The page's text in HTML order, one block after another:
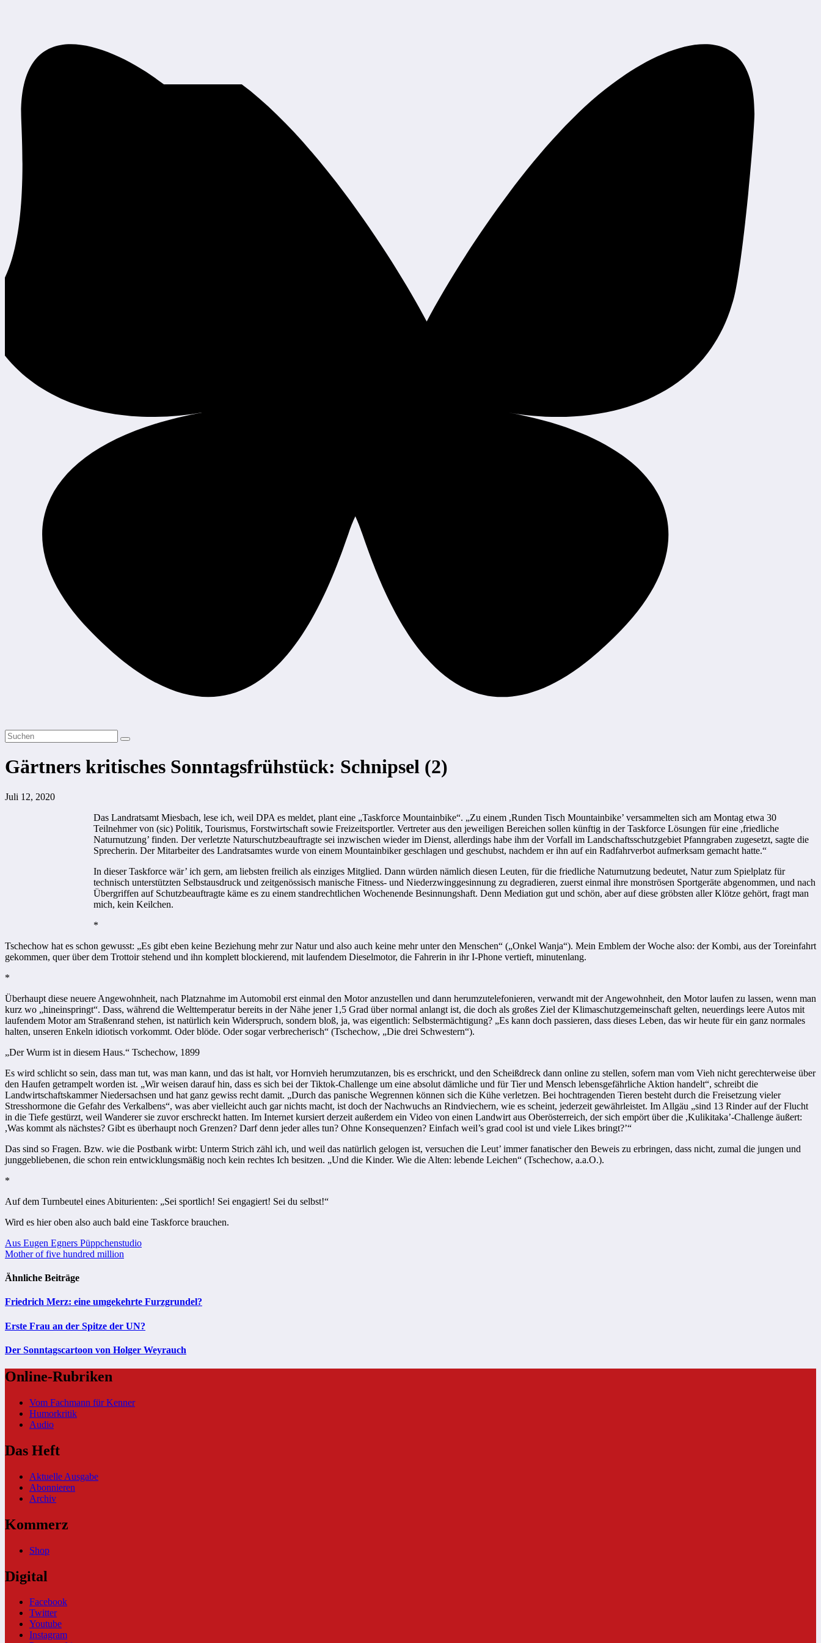
Gärtners kritisches Sonntagsfrühstück: Schnipsel (2)
Juli 12, 2020
Das Landratsamt Miesbach, lese ich, weil DPA es meldet, plant eine „Taskforce Mountainbike“. „Zu einem ,Runden Tisch Mountainbike’ versammelten sich am Montag etwa 30
Teilnehmer von (sic) Politik, Tourismus, Forstwirtschaft sowie Freizeitsportler. Vertreter aus den jeweiligen Bereichen sollen künftig in der Taskforce Lösungen für eine ,friedliche
Naturnutzung’ finden. Der verletzte Naturschutzbeauftragte sei inzwischen wieder im Dienst, allerdings habe ihm der Vorfall im Landschaftsschutzgebiet Pfanngraben zugesetzt, sagte die
Sprecherin. Der Mitarbeiter des Landratsamtes wurde von einem Mountainbiker geschlagen und geschubst, nachdem er ihn auf ein Radfahrverbot aufmerksam gemacht hatte.“
In dieser Taskforce wär’ ich gern, am liebsten freilich als einziges Mitglied. Dann würden nämlich diesen Leuten, für die friedliche Naturnutzung bedeutet, Natur zum Spielplatz für
technisch unterstützten Selbstausdruck und zeitgenössisch manische Fitness- und Niederzwinggesinnung zu degradieren, zuerst einmal ihre monströsen Sportgeräte abgenommen, und nach
Übergriffen auf Schutzbeauftragte käme es zu einem standrechtlichen Wochenende Besinnungshaft. Denn Mediation gut und schön, aber auf diese gröbsten aller Klötze gehört, fragt man
mich, kein Keilchen.
*
Tschechow hat es schon gewusst: „Es gibt eben keine Beziehung mehr zur Natur und also auch keine mehr unter den Menschen“ („Onkel Wanja“). Mein Emblem der Woche also: der Kombi, aus der Toreinfahrt
gekommen, quer über dem Trottoir stehend und ihn komplett blockierend, mit laufendem Dieselmotor, die Fahrerin in ihr I-Phone vertieft, minutenlang.
*
Überhaupt diese neuere Angewohnheit, nach Platznahme im Automobil erst einmal den Motor anzustellen und dann herumzutelefonieren, verwandt mit der Angewohnheit, den Motor laufen zu lassen, wenn man
kurz wo „hineinspringt“. Dass, während die Welttemperatur bereits in der Nähe jener 1,5 Grad über normal anlangt ist, die doch als großes Ziel der Klimaschutzgemeinschaft gelten, neuerdings leere Autos mit
laufendem Motor am Straßenrand stehen, ist natürlich kein Widerspruch, sondern bloß, ja, was eigentlich: Selbstermächtigung? „Es kann doch passieren, dass dieses Leben, das wir heute für ein ganz normales
halten, unseren Enkeln idiotisch vorkommt. Oder blöde. Oder sogar verbrecherisch“ (Tschechow, „Die drei Schwestern“).
„Der Wurm ist in diesem Haus.“ Tschechow, 1899
Es wird schlicht so sein, dass man tut, was man kann, und das ist halt, vor Hornvieh herumzutanzen, bis es erschrickt, und den Scheißdreck dann online zu stellen, sofern man vom Vieh nicht gerechterweise über
den Haufen getrampelt worden ist. „Wir weisen darauf hin, dass es sich bei der Tiktok-Challenge um eine absolut dämliche und für Tier und Mensch lebensgefährliche Aktion handelt“, schreibt die
Landwirtschaftskammer Niedersachsen und hat ganz gewiss recht damit. „Durch das panische Wegrennen können sich die Kühe verletzen. Bei hochtragenden Tieren besteht durch die Freisetzung vieler
Stresshormone die Gefahr des Verkalbens“, was aber vielleicht auch gar nichts macht, ist doch der Nachwuchs an Rindviechern, wie es scheint, jederzeit gewährleistet. Im Allgäu „sind 13 Rinder auf der Flucht
in die Tiefe gestürzt, weil Wanderer sie zuvor erschreckt hatten. Im Internet kursiert derzeit außerdem ein Video von einen Landwirt aus Oberösterreich, der sich empört über die ,Kulikitaka’-Challenge äußert:
,Was kommt als nächstes? Gibt es überhaupt noch Grenzen? Darf denn jeder alles tun? Ohne Konsequenzen? Einfach weil’s grad cool ist und viele Likes bringt?’“
Das sind so Fragen. Bzw. wie die Postbank wirbt: Unterm Strich zähl ich, und weil das natürlich gelogen ist, versuchen die Leut’ immer fanatischer den Beweis zu erbringen, dass nicht, zumal die jungen und
junggebliebenen, die schon rein entwicklungsmäßig noch kein rechtes Ich besitzen. „Und die Kinder. Wie die Alten: lebende Leichen“ (Tschechow, a.a.O.).
*
Auf dem Turnbeutel eines Abiturienten: „Sei sportlich! Sei engagiert! Sei du selbst!“
Wird es hier oben also auch bald eine Taskforce brauchen.
Beitragsnavigation
Aus Eugen Egners Püppchenstudio
Mother of five hundred million
Ähnliche Beiträge
Friedrich Merz: eine umgekehrte Furzgrundel?
Erste Frau an der Spitze der UN?
Der Sonntagscartoon von Holger Weyrauch
Online-Rubriken
Vom Fachmann für Kenner
Humorkritik
Audio
Das Heft
Aktuelle Ausgabe
Abonnieren
Archiv
Kommerz
Shop
Digital
Facebook
Twitter
Youtube
Instagram